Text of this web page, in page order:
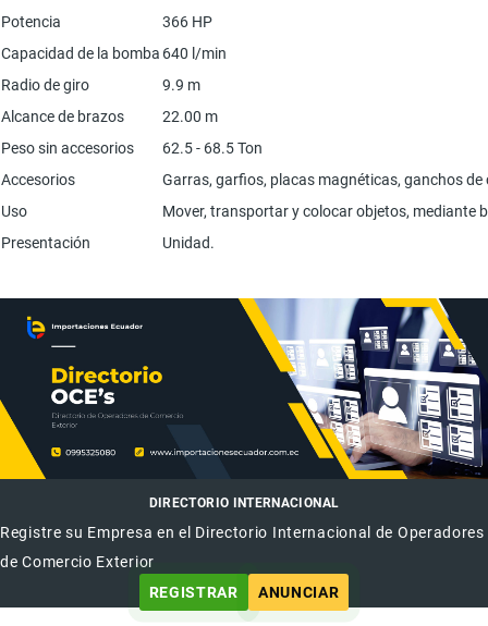
Potencia
366 HP
Capacidad de la bomba 640 l/min
Radio de giro
9.9 m
Alcance de brazos
22.00 m
Peso sin accesorios
62.5 - 68.5 Ton
Accesorios
Garras, garfios, placas magnéticas, ganchos
Uso
Mover, transportar y colocar objetos, mediante
Presentación
Unidad.
DIRECTORIO INTERNACIONAL
Registre su Empresa en el Directorio Internacional de Operadores
de Comercio Exterior
REGISTRAR
ANUNCIAR